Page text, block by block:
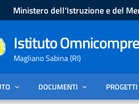
Ministero dell'Istruzione e del
Istituto
Magliano Sabina (RI)
DOCUMENTI